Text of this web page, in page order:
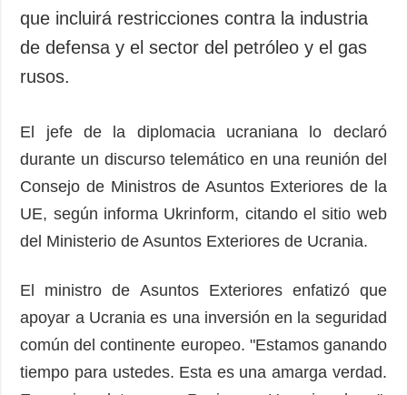
que incluirá restricciones contra la industria
de defensa y el sector del petróleo y el gas
rusos.
El jefe de la diplomacia ucraniana lo declaró
durante un discurso telemático en una reunión del
Consejo de Ministros de Asuntos Exteriores de la
UE, según informa Ukrinform, citando el sitio web
del Ministerio de Asuntos Exteriores de Ucrania.
El ministro de Asuntos Exteriores enfatizó que
apoyar a Ucrania es una inversión en la seguridad
común del continente europeo. "Estamos ganando
tiempo para ustedes. Esta es una amarga verdad.